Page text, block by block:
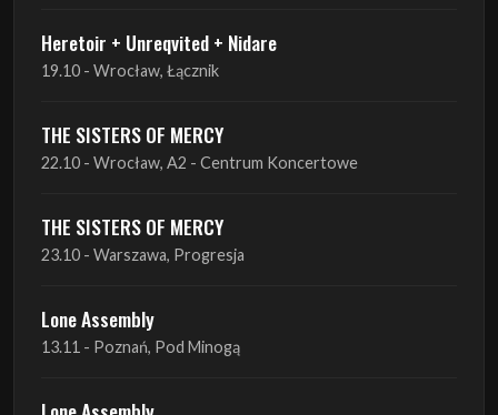
THE SISTERS OF MERCY
22.10 - Wrocław, A2 - Centrum Koncertowe
THE SISTERS OF MERCY
Lone Assembly
Lone Assembly
14.11 - Piekary Śląskie, OK Andaluzja
Lone Assembly